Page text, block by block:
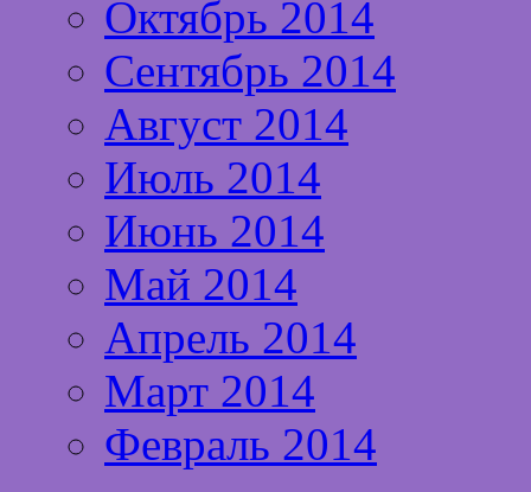
Октябрь 2014
Сентябрь 2014
Август 2014
Июль 2014
Июнь 2014
Май 2014
Апрель 2014
Март 2014
Февраль 2014